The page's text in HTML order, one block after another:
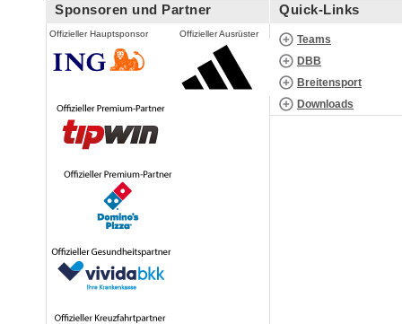
Sponsoren und Partner
Offizieller Hauptsponsor Offizieller Ausrüster
Quick-Links
Teams
DBB
Breitensport
Downloads